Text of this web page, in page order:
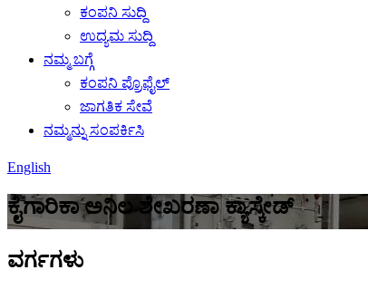
ಕಂಪನಿ ಸುದ್ದಿ
ಉದ್ಯಮ ಸುದ್ದಿ
ನಮ್ಮ ಬಗ್ಗೆ
ಕಂಪನಿ ಪ್ರೊಫೈಲ್
ಜಾಗತಿಕ ಸೇವೆ
ನಮ್ಮನ್ನು ಸಂಪರ್ಕಿಸಿ
English
ಕೈಗಾರಿಕಾ ಅನಿಲ ಶೇಖರಣಾ ಕ್ಯಾಸ್ಕೇಡ್
ವರ್ಗಗಳು